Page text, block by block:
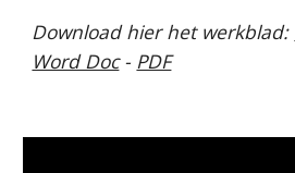
Download hier het werkblad:
Word Doc - PDF